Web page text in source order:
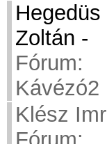
Hegedüs
Zoltán -
Fórum:
Kávézó2
Klész